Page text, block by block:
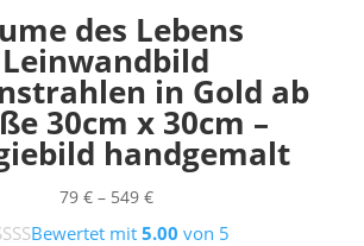
des Lebens
Leinwandbild
in Gold ab
30cm x 30cm –
handgemalt
79 € – 549 €Preisspanne:
79 €
Bewertet mit 5.00 von 5